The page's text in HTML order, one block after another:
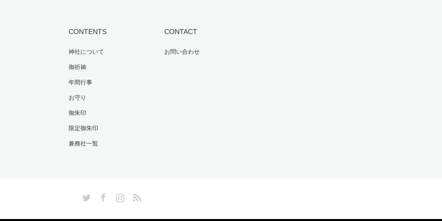
CONTENTS
神社について
御祈祷
年間行事
お守り
御朱印
限定御朱印
兼務社一覧
CONTACT
お問い合わせ